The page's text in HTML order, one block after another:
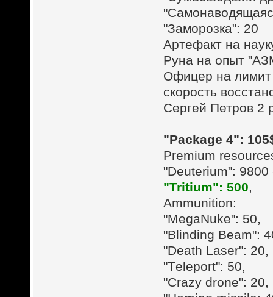
"Заморозка": 20
Артефакт на
Руна на опыт
Офицер на лимит
скорость
Сергей Петров 2
"Package 4":
Premium
"Deuterium":
"Tritium": 500,
Ammunition:
"MegaNuke": 50,
"Blinding Beam":
"Death Laser": 20,
"Тeleport": 50,
"Crazy drone": 20,